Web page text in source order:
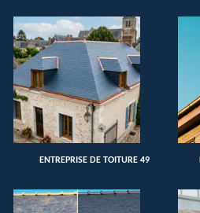
ENTREPRISE DE TOITURE 49